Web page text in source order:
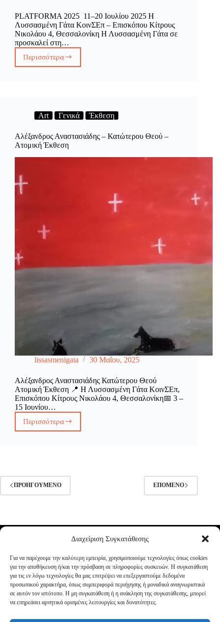
Διαχείριση Συγκατάθεσης
Για να παρέχουμε την καλύτερη εμπειρία, χρησιμοποιούμε τεχνολογίες όπως cookies
για την αποθήκευση ή/και την πρόσβαση σε πληροφορίες συσκευών. Η συγκατάθεση
για τις εν λόγω τεχνολογίες θα μας επιτρέψει να επεξεργαστούμε δεδομένα
προσωπικού χαρακτήρα, όπως συμπεριφορά περιήγησης ή μοναδικά αναγνωριστικά
σε αυτόν τον ιστότοπο. Η μη συγκατάθεση ή η ανάκληση της συγκατάθεσης, μπορεί
να επηρεάσει αρνητικά ορισμένες λειτουργίες και δυνατότητες.
PLATFORMA 2025 11–20 Ιουλίου 2025 Η
Λυσσασμένη Γάτα ΚοινΣΕπ – Επισκόπου Κίτρους
Νικολάου 4, Θεσσαλονίκη Η Λυσσασμένη Γάτα σε
προσκαλεί στη…
ΠερισσότεραPLATFORMA
2025
Art Γενικά Έκθεση
Αλέξανδρος Αναστασιάδης – Κατώτερου Θεού –
Ατομική Έκθεση
lissasmenigata 30 Μαΐου, 2025
Αλέξανδρος Αναστασιάδης Κατώτερου Θεού
Ατομική Έκθεση 📍 Η Λυσσασμένη Γάτα ΚοινΣΕπ,
Επισκόπου Κίτρους Νικολάου 4, Θεσσαλονίκη📅 3 –
15 Ιουνίου…
ΠερισσότεραΑλέξανδρος
Αναστασιάδης
Ατομική
Έκθεση
ΠΡΟΗΓΟΎΜΕΝΟ ΕΠΌΜΕΝΟ